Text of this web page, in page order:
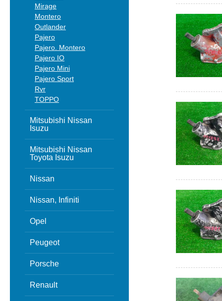
Mirage
Montero
Outlander
Pajero
Pajero. Montero
Pajero IO
Pajero Mini
Pajero Sport
Rvr
TOPPO
Mitsubishi Nissan
Isuzu
Mitsubishi Nissan
Toyota Isuzu
Nissan
Nissan, Infiniti
Opel
Peugeot
Porsche
Renault